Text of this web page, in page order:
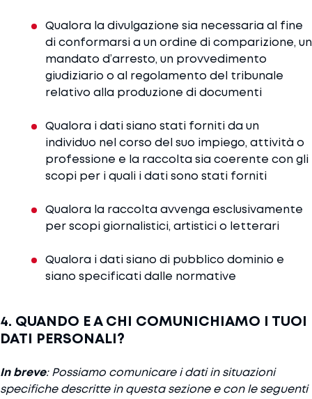
Qualora la divulgazione sia necessaria al fine
di conformarsi a un ordine di comparizione, un
mandato d’arresto, un provvedimento
giudiziario o al regolamento del tribunale
relativo alla produzione di documenti
Qualora i dati siano stati forniti da un
individuo nel corso del suo impiego, attività o
professione e la raccolta sia coerente con gli
scopi per i quali i dati sono stati forniti
Qualora la raccolta avvenga esclusivamente
per scopi giornalistici, artistici o letterari
Qualora i dati siano di pubblico dominio e
siano specificati dalle normative
4. QUANDO E A CHI COMUNICHIAMO I TUOI
DATI PERSONALI?
In breve: Possiamo comunicare i dati in situazioni
specifiche descritte in questa sezione e con le seguenti